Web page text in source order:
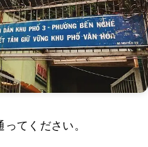
てください。